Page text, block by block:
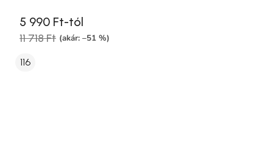
5 990 Ft-tól
11 718 Ft (akár: –51 %)
116